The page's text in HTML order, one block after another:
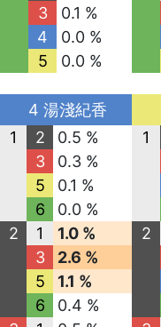
3
0.1 %
4
0.0 %
5
0.0 %
4 湯淺紀香
1
2
0.5 %
3
0.3 %
5
0.1 %
6
0.0 %
2
1
1.0 %
3
2.6 %
5
1.1 %
6
0.4 %
1
2